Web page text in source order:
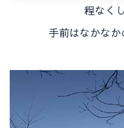
程なく
手前はなかな